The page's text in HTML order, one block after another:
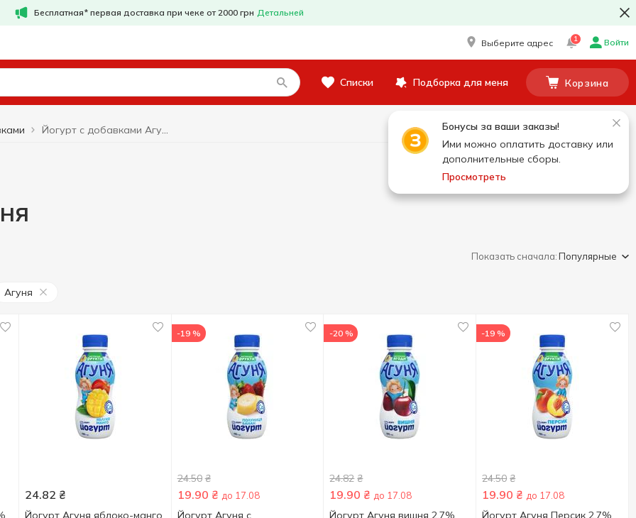
Бесплатная* первая доставка при чеке от 2000 грн Детальней
Выберите адрес 1 Войти
Списки Подборка для меня Корзина
Бонусы за ваши заказы!
Ими можно оплатить доставку или
дополнительные сборы.
Просмотреть
Йогурт с добавками Агуня
Показать сначала:Популярные
Агуня
24.82 ₴
Йогурт Агуня яблоко-манго
-19 %
24.50 ₴
19.90 ₴ до 17.08
Йогурт Агуня с
-20 %
24.82 ₴
19.90 ₴ до 17.08
Йогурт Агуня вишня 2,7%
-19 %
24.50 ₴
19.90 ₴ до 17.08
Йогурт Агуня Персик 2,7%